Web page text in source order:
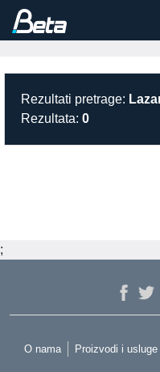
Rezultati pretrage:
Rezultata: 0
;
O nama Proizvodi i usluge